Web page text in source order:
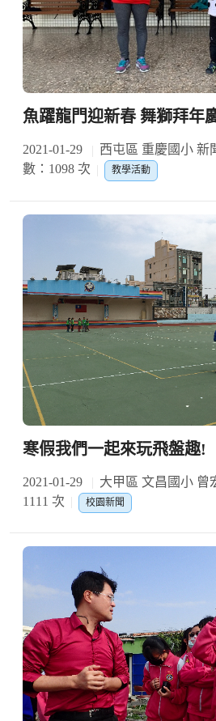
魚躍龍門迎新春 舞獅拜年
2021-01-29 西屯區 重慶國小 新
數：1098 次
教學活動
寒假我們一起來玩飛盤趣!
2021-01-29 大甲區 文昌國小 曾
1111 次
校園新聞